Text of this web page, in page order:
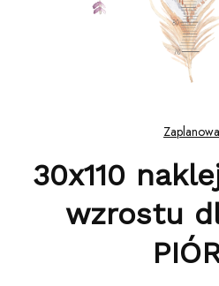
30x110
wzrostu